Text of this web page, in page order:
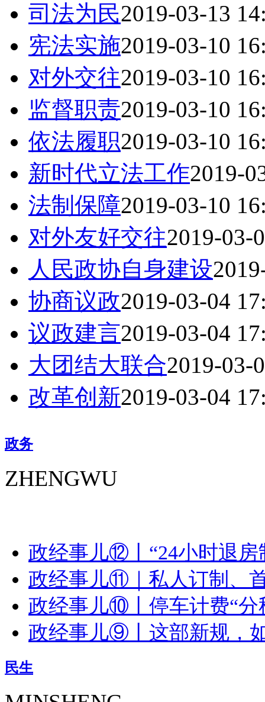
司法为民2019-03-13
宪法实施2019-03-10
对外交往2019-03-10
监督职责2019-03-10
依法履职2019-03-10
新时代立法工作2019-
法制保障2019-03-10
对外友好交往2019-03-
人民政协自身建设
协商议政2019-03-04
议政建言2019-03-04
大团结大联合2019-03-
改革创新2019-03-04